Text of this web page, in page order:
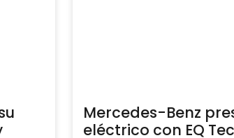
Mercedes-Benz
eléctrico con EQ